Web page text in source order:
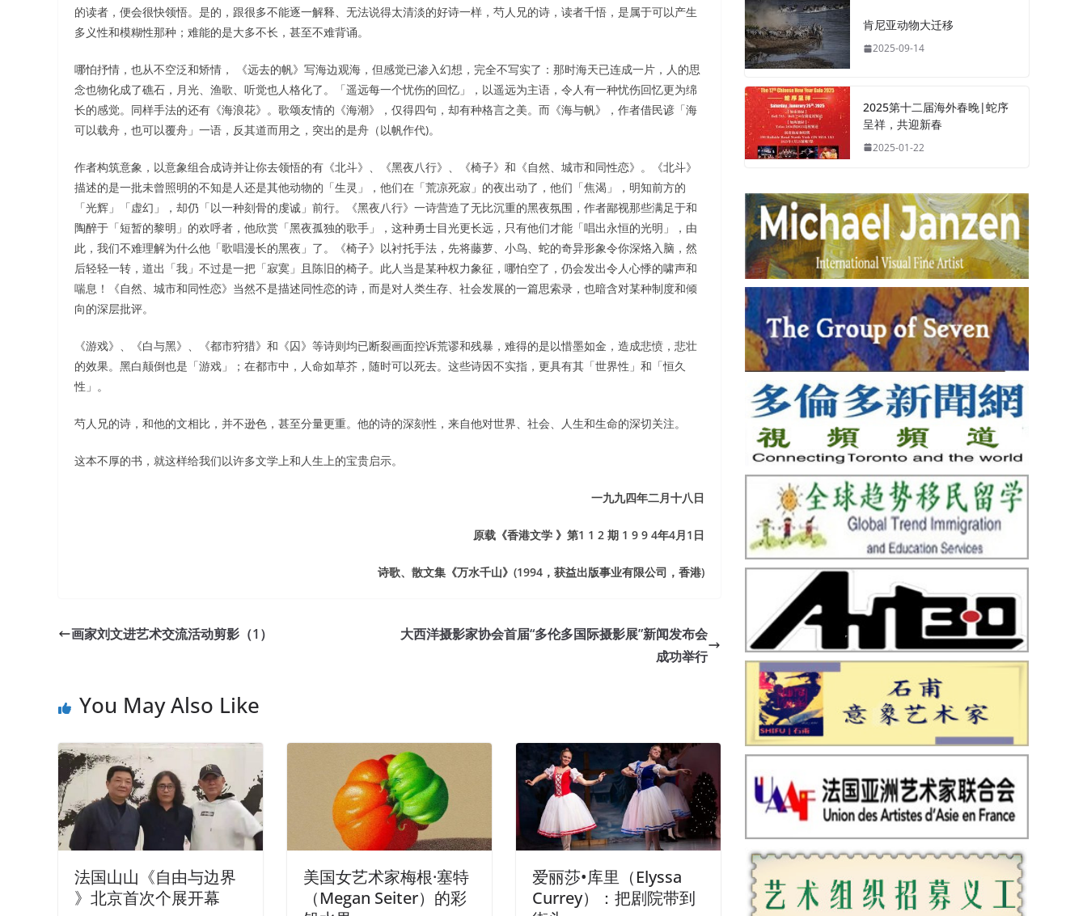
的读者，便会很快领悟。是的，跟很多不能逐一解释、无法说得太清淡的好诗一样，芍人兄的诗，读者千悟，是属于可以产生
多义性和模糊性那种；难能的是大多不长，甚至不难背诵。
哪怕抒情，也从不空泛和矫情， 《远去的帆》写海边观海，但感觉已渗入幻想，完全不写实了：那时海天已连成一片，人的思
念也物化成了礁石，月光、渔歌、听觉也人格化了。「遥远每一个忧伤的回忆」，以遥远为主语，令人有一种忧伤回忆更为绵
长的感觉。同样手法的还有《海浪花》。歌颂友情的《海潮》，仅得四句，却有种格言之美。而《海与帆》，作者借民谚「海
可以载舟，也可以覆舟」一语，反其道而用之，突出的是舟（以帆作代)。
作者构筑意象，以意象组合成诗并让你去领悟的有《北斗》、《黑夜八行》、《椅子》和《自然、城市和同性恋》。《北斗》
描述的是一批未曾照明的不知是人还是其他动物的「生灵」，他们在「荒凉死寂」的夜出动了，他们「焦渴」，明知前方的
「光辉」「虚幻」，却仍「以一种刻骨的虔诚」前行。《黑夜八行》一诗营造了无比沉重的黑夜氛围，作者鄙视那些满足于和
陶醉于「短暂的黎明」的欢呼者，他欣赏「黑夜孤独的歌手」，这种勇士目光更长远，只有他们才能「唱出永恒的光明」，由
此，我们不难理解为什么他「歌唱漫长的黑夜」了。《椅子》以衬托手法，先将藤萝、小鸟、蛇的奇异形象令你深烙入脑，然
后轻轻一转，道出「我」不过是一把「寂寞」且陈旧的椅子。此人当是某种权力象征，哪怕空了，仍会发出令人心悸的啸声和
喘息！《自然、城市和同性恋》当然不是描述同性恋的诗，而是对人类生存、社会发展的一篇思索录，也暗含对某种制度和倾
向的深层批评。
《游戏》、《白与黑》、《都市狩猎》和《囚》等诗则均已断裂画面控诉荒谬和残暴，难得的是以惜墨如金，造成悲愤，悲壮
的效果。黑白颠倒也是「游戏」；在都市中，人命如草芥，随时可以死去。这些诗因不实指，更具有其「世界性」和「恒久
性」。
芍人兄的诗，和他的文相比，并不逊色，甚至分量更重。他的诗的深刻性，来自他对世界、社会、人生和生命的深切关注。
这本不厚的书，就这样给我们以许多文学上和人生上的宝贵启示。
一九九四年二月十八日
原载《香港文学 》第1 1 2 期 1 9 9 4年4月1日
诗歌、散文集《万水千山》(1994，获益出版事业有限公司，香港)
画家刘文进艺术交流活动剪影（1）
大西洋摄影家协会首届“多伦多国际摄影展”新闻发布会
成功举行
You May Also Like
法国山山《自由与边界
》北京首次个展开幕
美国女艺术家梅根·塞特
（Megan Seiter）的彩
爱丽莎•库里（Elyssa
Currey）：把剧院带到
肯尼亚动物大迁移
2025-09-14
2025第十二届海外春晚|蛇序
呈祥，共迎新春
2025-01-22